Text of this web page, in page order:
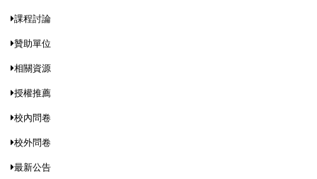
課程討論
贊助單位
相關資源
授權推薦
校內問卷
校外問卷
最新公告